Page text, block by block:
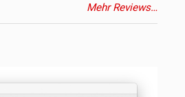
Mehr Reviews…